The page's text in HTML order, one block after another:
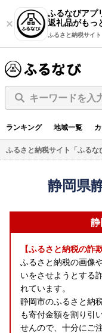
ふるなびアプ
返礼品がもっ
ふるさと納税サイト
キーワードを入
ランキング 地域一覧
ふるさと納税サイト「ふるな
静岡県
【ふるさと納税の詐
ふるさと納税の画像
いをさせようとする
れています。
静岡市のふるさと納
も寄付金額を割り引
せんので、十分にご